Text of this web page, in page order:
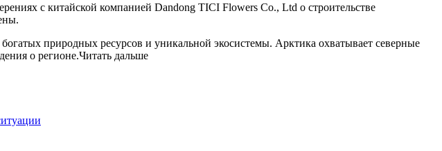
с китайской компанией Dandong TICI Flowers Co., Ltd о строительстве
природных ресурсов и уникальной экосистемы. Арктика охватывает северные
о регионе.Читать дальше